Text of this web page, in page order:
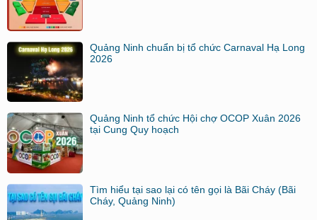
Quảng Ninh chuẩn bị tổ chức Carnaval Hạ Long
2026
Quảng Ninh tổ chức Hội chợ OCOP Xuân 2026
tại Cung Quy hoạch
Tìm hiểu tại sao lại có tên gọi là Bãi Cháy (Bãi
Cháy, Quảng Ninh)